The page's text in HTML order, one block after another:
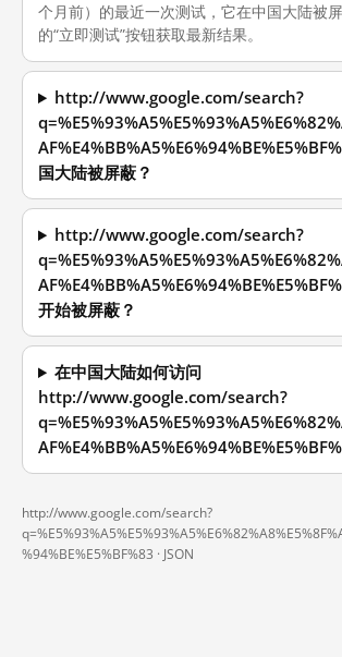
个月前）的最近一次测试，它在中国大陆被
的“立即测试”按钮获取最新结果。
http://www.google.com/search?
国大陆被屏蔽？
http://www.google.com/search?
开始被屏蔽？
在中国大陆如何访问
http://www.google.com/search?
http://www.google.com/search?
%94%BE%E5%BF%83 · JSON